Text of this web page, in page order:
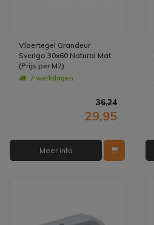
Vloertegel Grandeur
Sverigo 30x60 Natural Mat
(Prijs per M2)
7 werkdagen
36,24
29,95
Meer info